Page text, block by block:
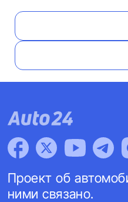
Проект об
ними связано.